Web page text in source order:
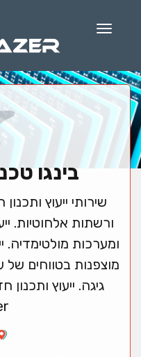
Menu
בינגו
שירותי ייעוץ
ורשתות אלחוטיות.
ומערכות מולטימדיה.